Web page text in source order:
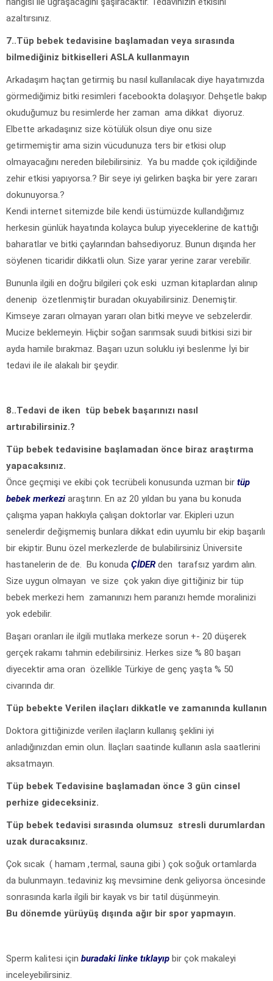
azaltırsınız.
7..Tüp bebek tedavisine başlamadan veya sırasında
bilmediğiniz bitkiselleri ASLA kullanmayın
Arkadaşım haçtan getirmiş bu nasıl kullanılacak diye hayatımızda
görmediğimiz bitki resimleri facebookta dolaşıyor. Dehşetle bakıp
okuduğumuz bu resimlerde her zaman ama dikkat diyoruz.
Elbette arkadaşınız size kötülük olsun diye onu size
getirmemiştir ama sizin vücudunuza ters bir etkisi olup
olmayacağını nereden bilebilirsiniz. Ya bu madde çok içildiğinde
zehir etkisi yapıyorsa.? Bir seye iyi gelirken başka bir yere zararı
dokunuyorsa.?
Kendi internet sitemizde bile kendi üstümüzde kullandığımız
herkesin günlük hayatında kolayca bulup yiyeceklerine de kattığı
baharatlar ve bitki çaylarından bahsediyoruz. Bunun dışında her
söylenen ticaridir dikkatli olun. Size yarar yerine zarar verebilir.
Bununla ilgili en doğru bilgileri çok eski uzman kitaplardan alınıp
denenip özetlenmiştir buradan okuyabilirsiniz. Denemiştir.
Kimseye zararı olmayan yararı olan bitki meyve ve sebzelerdir.
Mucize beklemeyin. Hiçbir soğan sarımsak suudi bitkisi sizi bir
ayda hamile bırakmaz. Başarı uzun soluklu iyi beslenme İyi bir
tedavi ile ile alakalı bir şeydir.
8..Tedavi de iken tüp bebek başarınızı nasıl
artırabilirsiniz.?
Tüp bebek tedavisine başlamadan önce biraz araştırma
yapacaksınız.
Önce geçmişi ve ekibi çok tecrübeli konusunda uzman bir tüp
bebek merkezi araştırın. En az 20 yıldan bu yana bu konuda
çalışma yapan hakkıyla çalışan doktorlar var. Ekipleri uzun
senelerdir değişmemiş bunlara dikkat edin uyumlu bir ekip başarılı
bir ekiptir. Bunu özel merkezlerde de bulabilirsiniz Üniversite
hastanelerin de de. Bu konuda ÇİDER den tarafsız yardım alın.
Size uygun olmayan ve size çok yakın diye gittiğiniz bir tüp
bebek merkezi hem zamanınızı hem paranızı hemde moralinizi
yok edebilir.
Başarı oranları ile ilgili mutlaka merkeze sorun +- 20 düşerek
gerçek rakamı tahmin edebilirsiniz. Herkes size % 80 başarı
diyecektir ama oran özellikle Türkiye de genç yaşta % 50
civarında dır.
Tüp bebekte Verilen ilaçları dikkatle ve zamanında kullanın
Doktora gittiğinizde verilen ilaçların kullanış şeklini iyi
anladığınızdan emin olun. İlaçları saatinde kullanın asla saatlerini
aksatmayın.
Tüp bebek Tedavisine başlamadan önce 3 gün cinsel
perhize gideceksiniz.
Tüp bebek tedavisi sırasında olumsuz stresli durumlardan
uzak duracaksınız.
Çok sıcak ( hamam ,termal, sauna gibi ) çok soğuk ortamlarda
da bulunmayın..tedaviniz kış mevsimine denk geliyorsa öncesinde
sonrasında karla ilgili bir kayak vs bir tatil düşünmeyin.
Bu dönemde yürüyüş dışında ağır bir spor yapmayın.
Sperm kalitesi için buradaki linke tıklayıp bir çok makaleyi
inceleyebilirsiniz.